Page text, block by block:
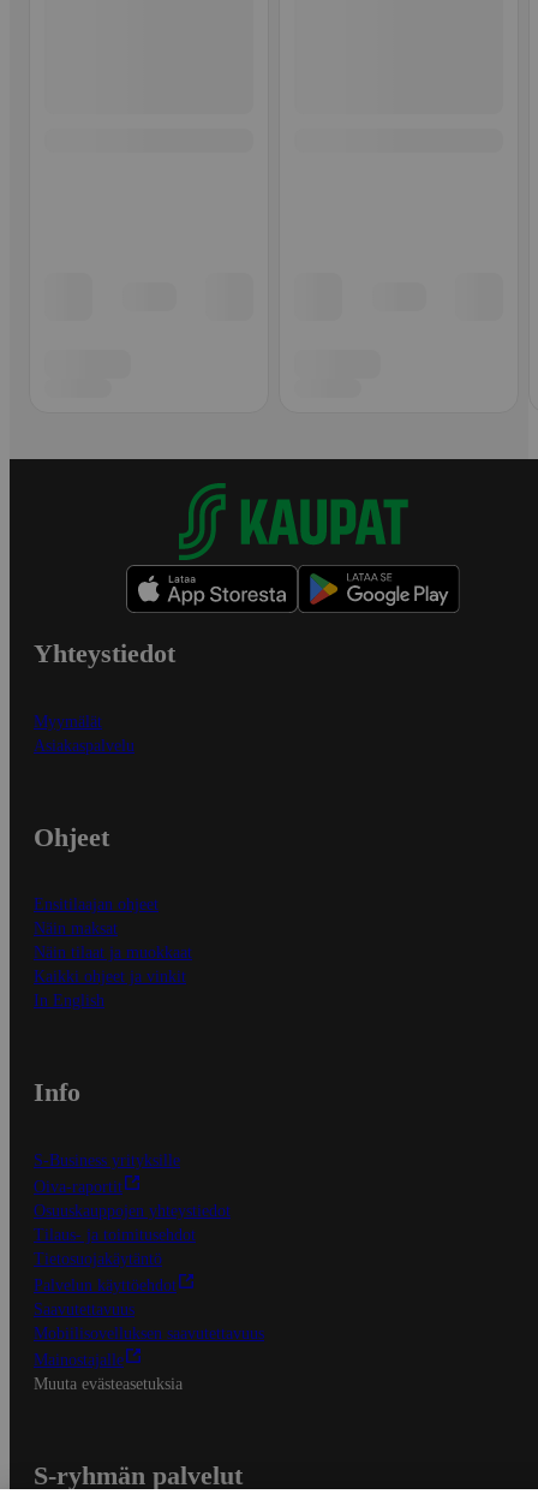
Yhteystiedot
Myymälät
Asiakaspalvelu
Ohjeet
Ensitilaajan ohjeet
Näin maksat
Näin tilaat ja muokkaat
Kaikki ohjeet ja vinkit
In English
Info
S-Business yrityksille
Oiva-raportit
Osuuskauppojen yhteystiedot
Tilaus- ja toimitusehdot
Tietosuojakäytäntö
Palvelun käyttöehdot
Saavutettavuus
Mobiilisovelluksen saavutettavuus
Mainostajalle
Muuta evästeasetuksia
S-ryhmän palvelut